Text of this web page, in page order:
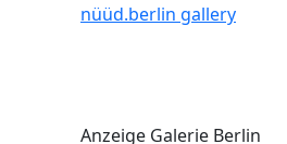
nüüd.berlin gallery
Anzeige Galerie Berlin